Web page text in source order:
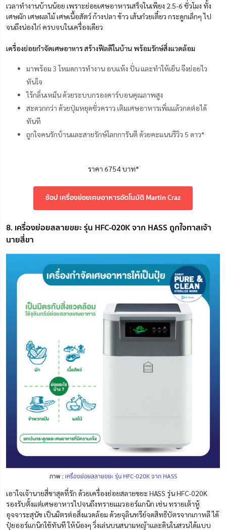
เวลาทำงานบ้านน้อย เพราะย่อยเศษอาหารเสร็จในเพียง 2.5-6 ชั่วโมง ทั้ง
เศษผัก เศษผลไม้ เศษเนื้อสัตว์ ก้างปลา ข้าว เส้นก๋วยเตี๋ยว กระดูกเล็กๆ ไป
จนถึงน่องไก่ ครบจบในเครื่องเดียว
เครื่องย่อยกำจัดเศษอาหาร สร้างฟีลดีในบ้าน พร้อมรักษ์สิ่งแวดล้อม
มาพร้อม 3 โหมดการทำงาน อบแห้ง ปั่น และทำให้เย็น จึงย่อยไว
ทันใจ
ไร้กลิ่นเหม็น ด้วยระบบกรองคาร์บอนคุณภาพสูง
สะดวกกว่า ด้วยปุ่มหยุดชั่วคราว เติมเศษอาหารเพิ่มแล้วกดต่อได้
ทันที
ถูกใจคนรักบ้านและสายรักษ์โลกการันตี ด้วยคะแนนรีวิว 5 ดาว*
ราคา 6754 บาท*
ช้อป เครื่องย่อยเศษอาหารอัตโนมัติ Martin Craz
8. เครื่องย่อยสลายขยะ รุ่น HFC-020K จาก HASS ถูกใจทาสเจ้า
นายสี่ขา
ภาพ : เครื่องย่อยสลายขยะ รุ่น HFC-020K จาก HASS
เอาใจเจ้านายสี่ขาสุดที่รัก ด้วยเครื่องย่อยสลายขยะ HASS รุ่น HFC-020K
รองรับตั้งแต่เศษอาหารไปจนถึงทรายแมวออร์แกนิก เช่น ทรายเต้าหู้
อุจจาระสุนัข เป็นมิตรต่อสิ่งแวดล้อม ด้วยจุลินทรีย์จดสิทธิบัตรจากเกาหลี ได้
ปุ๋ยออร์แกนิกใช้ทันที ให้น้องๆ วิ่งเล่นบนสนามหญ้าและดินในสวนได้แบบ